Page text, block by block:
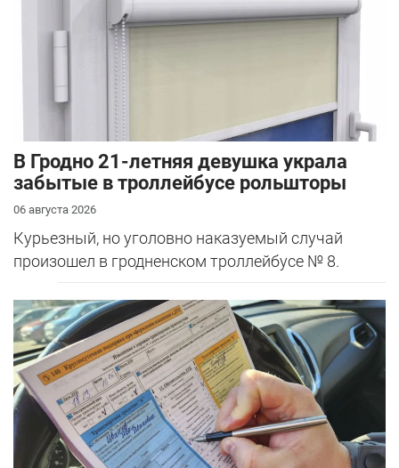
В Гродно 21-летняя девушка украла
забытые в троллейбусе рольшторы
06 августа 2026
Курьезный, но уголовно наказуемый случай
произошел в гродненском троллейбусе № 8.